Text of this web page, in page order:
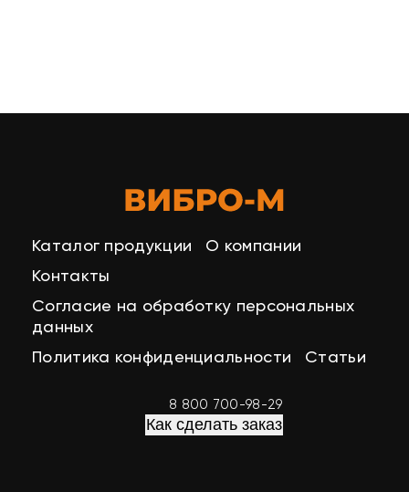
Каталог продукции
О компании
Контакты
Согласие на обработку персональных
данных
Политика конфиденциальности
Статьи
8 800 700-98-29
Как сделать заказ